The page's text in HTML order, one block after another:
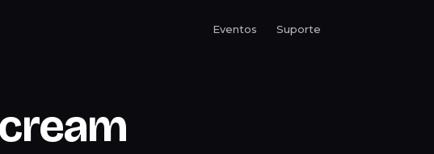
Eventos Suporte